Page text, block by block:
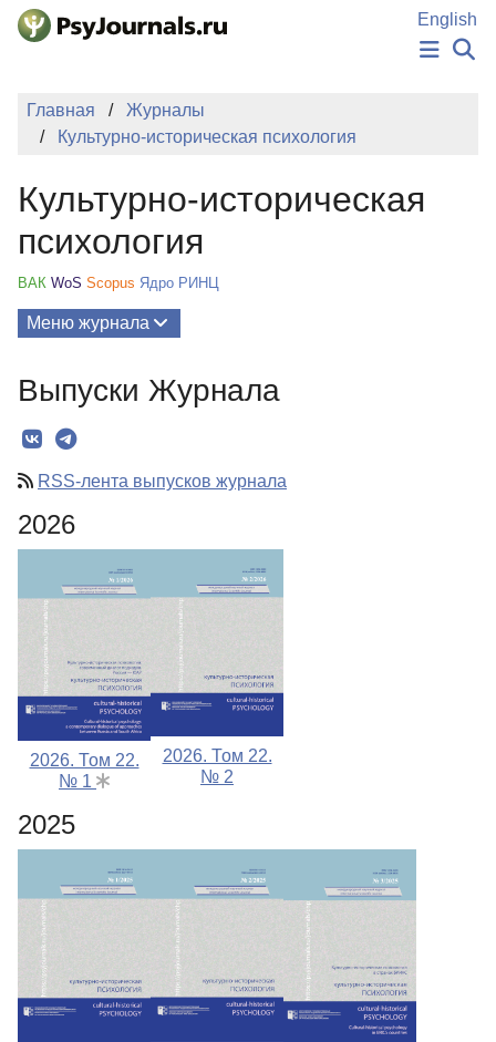
Перейти к основному содержанию
English
НОВОСТИ
БАЗА ЗНАНИЙ
КЛЮЧЕВЫЕ СЛОВА
Регистрация
Главная
Журналы
Культурно-историческая психология
Культурно-историческая
психология
ВАК WoS Scopus Ядро РИНЦ
Меню журнала
О Журнале
Миссия
Редколлегия
Редакционная политика
Для авторов
Рубрики
Препринты
Подписка
Контакты
Выпуски Журнала
RSS-лента выпусков журнала
2026
2026. Том 22.
№ 1
2026. Том 22.
№ 2
2025